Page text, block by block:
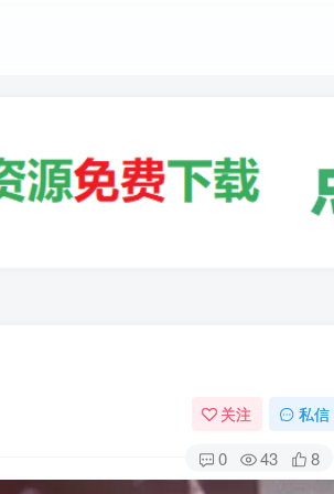
关注 私信
0 43 8